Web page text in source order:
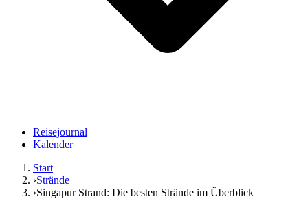
Reisejournal
Kalender
Start
›Strände
›Singapur Strand: Die besten Strände im Überblick